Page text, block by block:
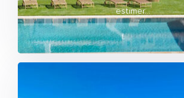
estimer...